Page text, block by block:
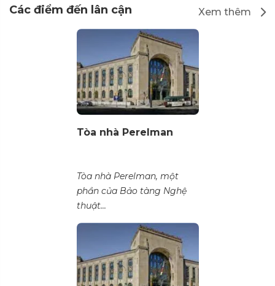
Các điểm đến lân cận Xem thêm
Tòa nhà Perelman
Tòa nhà Perelman, một
phần của Bảo tàng Nghệ
thuật...